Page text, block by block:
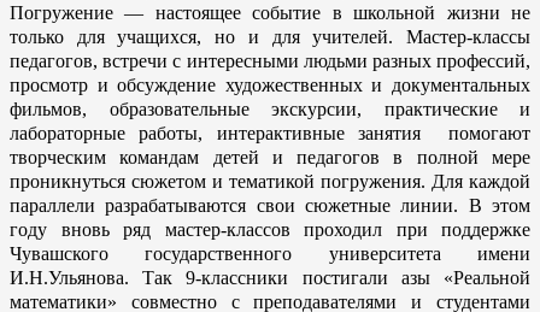
Погружение — настоящее событие в школьной жизни не
только для учащихся, но и для учителей. Мастер-классы
педагогов, встречи с интересными людьми разных профессий,
просмотр и обсуждение художественных и документальных
фильмов, образовательные экскурсии, практические и
лабораторные работы, интерактивные занятия помогают
творческим командам детей и педагогов в полной мере
проникнуться сюжетом и тематикой погружения. Для каждой
параллели разрабатываются свои сюжетные линии. В этом
году вновь ряд мастер-классов проходил при поддержке
Чувашского государственного университета имени
И.Н.Ульянова. Так 9-классники постигали азы «Реальной
математики» совместно с преподавателями и студентами